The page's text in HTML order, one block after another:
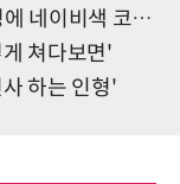
네이비색 코트'
쳐다보면'
하는 인형'